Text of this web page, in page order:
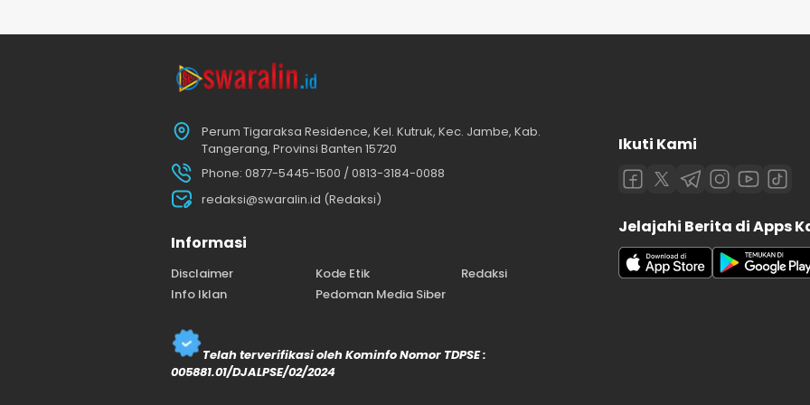
Perum Tigaraksa Residence, Kel. Kutruk, Kec. Jambe, Kab.
Tangerang, Provinsi Banten 15720
Phone: 0877-5445-1500 / 0813-3184-0088
redaksi@swaralin.id (Redaksi)
Informasi
Disclaimer Kode Etik
Redaksi
Info Iklan
Pedoman Media Siber
Telah terverifikasi oleh Kominfo Nomor TDPSE :
005881.01/DJALPSE/02/2024
Ikuti Kami
Jelajahi Berita di Apps